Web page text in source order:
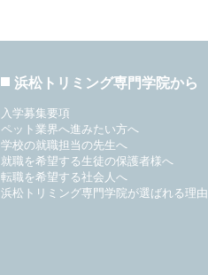
浜松トリミング専門学院から
入学募集要項
ペット業界へ進みたい方へ
学校の就職担当の先生へ
就職を希望する生徒の保護者様へ
転職を希望する社会人へ
浜松トリミング専門学院が選ばれる理由